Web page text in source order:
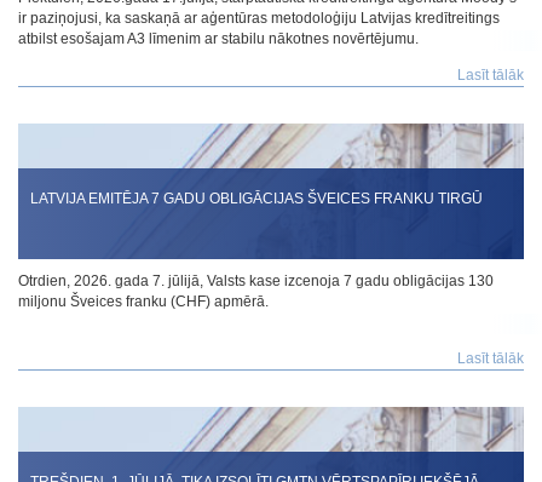
ir paziņojusi, ka saskaņā ar aģentūras metodoloģiju Latvijas kredītreitings
atbilst esošajam A3 līmenim ar stabilu nākotnes novērtējumu.
Lasīt tālāk
LATVIJA EMITĒJA 7 GADU OBLIGĀCIJAS ŠVEICES FRANKU TIRGŪ
Otrdien, 2026. gada 7. jūlijā, Valsts kase izcenoja 7 gadu obligācijas 130
miljonu Šveices franku (CHF) apmērā.
Lasīt tālāk